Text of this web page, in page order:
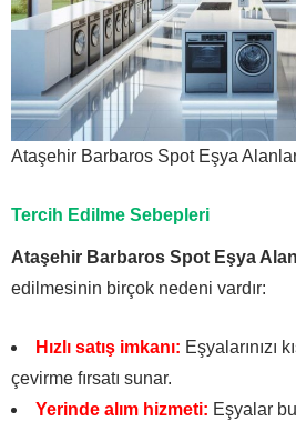
Ataşehir Barbaros Spot Eşya
Tercih Edilme Sebepleri
Ataşehir Barbaros Spot Eşya
edilmesinin birçok nedeni vardır:
Hızlı satış imkanı: Eşyalarınızı
çevirme fırsatı sunar.
Yerinde alım hizmeti: Eşyalar